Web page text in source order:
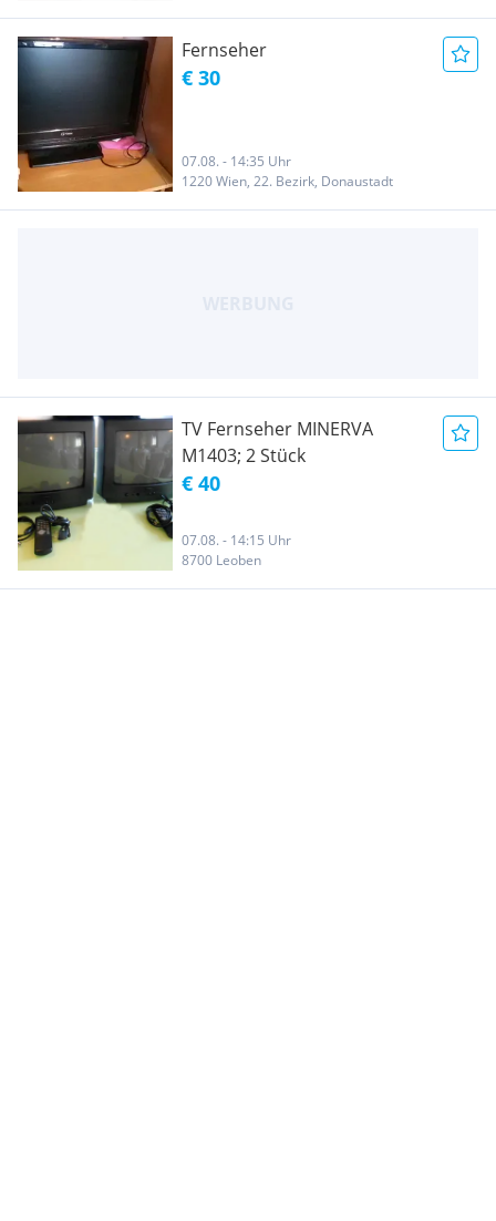
Fernseher
€ 30
07.08. - 14:35 Uhr
1220 Wien, 22. Bezirk, Donaustadt
TV Fernseher MINERVA
M1403; 2 Stück
€ 40
07.08. - 14:15 Uhr
8700 Leoben